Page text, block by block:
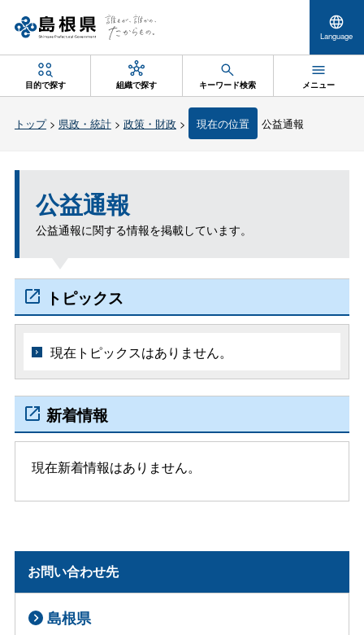
Language
目的で探す 組織で探す キーワード検索 メニュー
トップ> 県政・統計> 政策・財政 > 現在の位置 公益通報
公益通報
公益通報に関する情報を掲載しています。
トピックス
現在トピックスはありません。
新着情報
現在新着情報はありません。
お問い合わせ先
島根県